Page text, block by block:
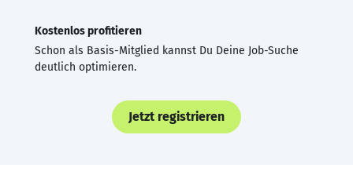
Kostenlos profitieren
Schon als Basis-Mitglied kannst Du Deine Job-Suche
deutlich optimieren.
Jetzt registrieren